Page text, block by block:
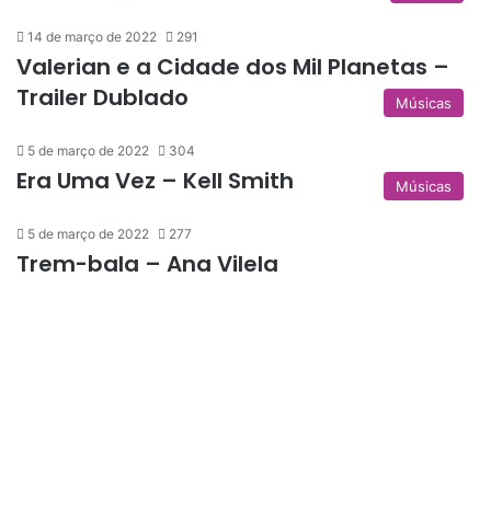
14 de março de 2022 291
Valerian e a Cidade dos Mil Planetas –
Trailer Dublado
Músicas
5 de março de 2022 304
Era Uma Vez – Kell Smith Músicas
5 de março de 2022 277
Trem-bala – Ana Vilela